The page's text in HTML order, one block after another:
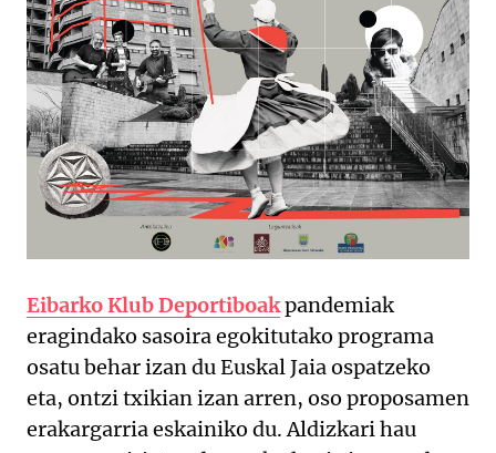
Eibarko Klub Deportiboakpandemiak
eragindako sasoira egokitutako programa
osatu behar izan du Euskal Jaia ospatzeko
eta, ontzi txikian izan arren, oso proposamen
erakargarria eskainiko du. Aldizkari hau